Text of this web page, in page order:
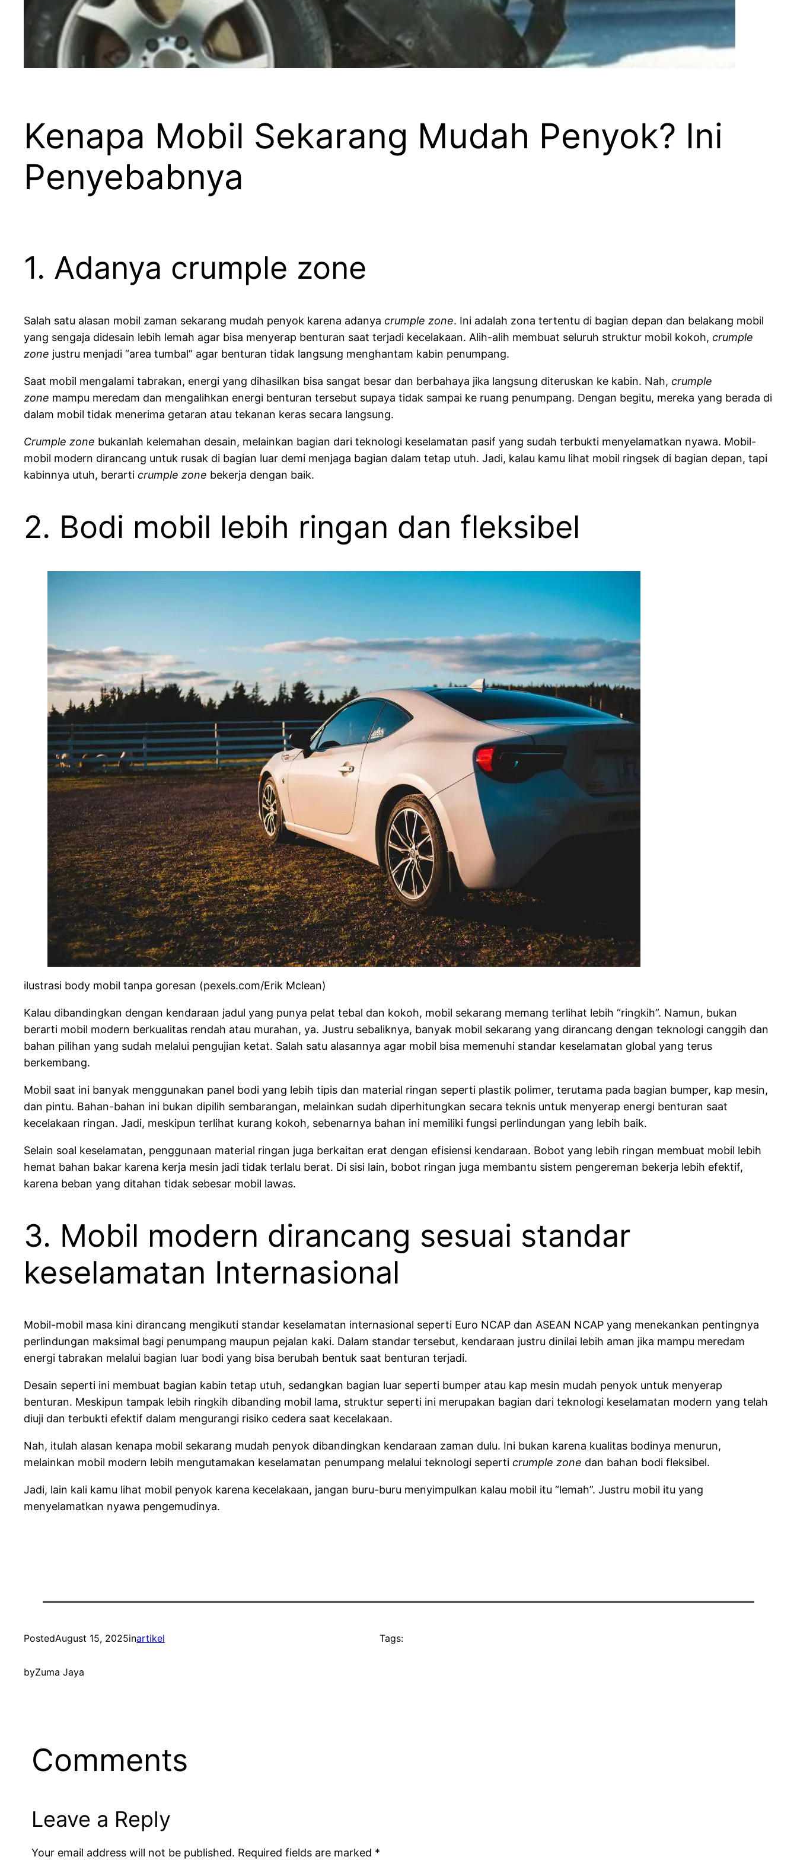
Kenapa Mobil Sekarang Mudah Penyok? Ini
Penyebabnya
1. Adanya crumple zone
Salah satu alasan mobil zaman sekarang mudah penyok karena adanya crumple zone. Ini adalah zona tertentu di bagian depan dan belakang mobil
yang sengaja didesain lebih lemah agar bisa menyerap benturan saat terjadi kecelakaan. Alih-alih membuat seluruh struktur mobil kokoh, crumple
zone justru menjadi “area tumbal” agar benturan tidak langsung menghantam kabin penumpang.
Saat mobil mengalami tabrakan, energi yang dihasilkan bisa sangat besar dan berbahaya jika langsung diteruskan ke kabin. Nah, crumple
zone mampu meredam dan mengalihkan energi benturan tersebut supaya tidak sampai ke ruang penumpang. Dengan begitu, mereka yang berada di
dalam mobil tidak menerima getaran atau tekanan keras secara langsung.
Crumple zone bukanlah kelemahan desain, melainkan bagian dari teknologi keselamatan pasif yang sudah terbukti menyelamatkan nyawa. Mobil-
mobil modern dirancang untuk rusak di bagian luar demi menjaga bagian dalam tetap utuh. Jadi, kalau kamu lihat mobil ringsek di bagian depan, tapi
kabinnya utuh, berarti crumple zone bekerja dengan baik.
2. Bodi mobil lebih ringan dan fleksibel
ilustrasi body mobil tanpa goresan (pexels.com/Erik Mclean)
Kalau dibandingkan dengan kendaraan jadul yang punya pelat tebal dan kokoh, mobil sekarang memang terlihat lebih “ringkih”. Namun, bukan
berarti mobil modern berkualitas rendah atau murahan, ya. Justru sebaliknya, banyak mobil sekarang yang dirancang dengan teknologi canggih dan
bahan pilihan yang sudah melalui pengujian ketat. Salah satu alasannya agar mobil bisa memenuhi standar keselamatan global yang terus
berkembang.
Mobil saat ini banyak menggunakan panel bodi yang lebih tipis dan material ringan seperti plastik polimer, terutama pada bagian bumper, kap mesin,
dan pintu. Bahan-bahan ini bukan dipilih sembarangan, melainkan sudah diperhitungkan secara teknis untuk menyerap energi benturan saat
kecelakaan ringan. Jadi, meskipun terlihat kurang kokoh, sebenarnya bahan ini memiliki fungsi perlindungan yang lebih baik.
Selain soal keselamatan, penggunaan material ringan juga berkaitan erat dengan efisiensi kendaraan. Bobot yang lebih ringan membuat mobil lebih
hemat bahan bakar karena kerja mesin jadi tidak terlalu berat. Di sisi lain, bobot ringan juga membantu sistem pengereman bekerja lebih efektif,
karena beban yang ditahan tidak sebesar mobil lawas.
3. Mobil modern dirancang sesuai standar
keselamatan Internasional
Mobil-mobil masa kini dirancang mengikuti standar keselamatan internasional seperti Euro NCAP dan ASEAN NCAP yang menekankan pentingnya
perlindungan maksimal bagi penumpang maupun pejalan kaki. Dalam standar tersebut, kendaraan justru dinilai lebih aman jika mampu meredam
energi tabrakan melalui bagian luar bodi yang bisa berubah bentuk saat benturan terjadi.
Desain seperti ini membuat bagian kabin tetap utuh, sedangkan bagian luar seperti bumper atau kap mesin mudah penyok untuk menyerap
benturan. Meskipun tampak lebih ringkih dibanding mobil lama, struktur seperti ini merupakan bagian dari teknologi keselamatan modern yang telah
diuji dan terbukti efektif dalam mengurangi risiko cedera saat kecelakaan.
Nah, itulah alasan kenapa mobil sekarang mudah penyok dibandingkan kendaraan zaman dulu. Ini bukan karena kualitas bodinya menurun,
melainkan mobil modern lebih mengutamakan keselamatan penumpang melalui teknologi seperti crumple zone dan bahan bodi fleksibel.
Jadi, lain kali kamu lihat mobil penyok karena kecelakaan, jangan buru-buru menyimpulkan kalau mobil itu “lemah”. Justru mobil itu yang
menyelamatkan nyawa pengemudinya.
PostedAugust 15, 2025inartikel
byZuma Jaya
Tags:
Comments
Leave a Reply
Your email address will not be published. Required fields are marked *